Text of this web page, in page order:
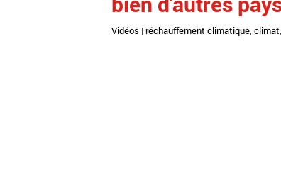
Vidéos | réchauffement climatique climat